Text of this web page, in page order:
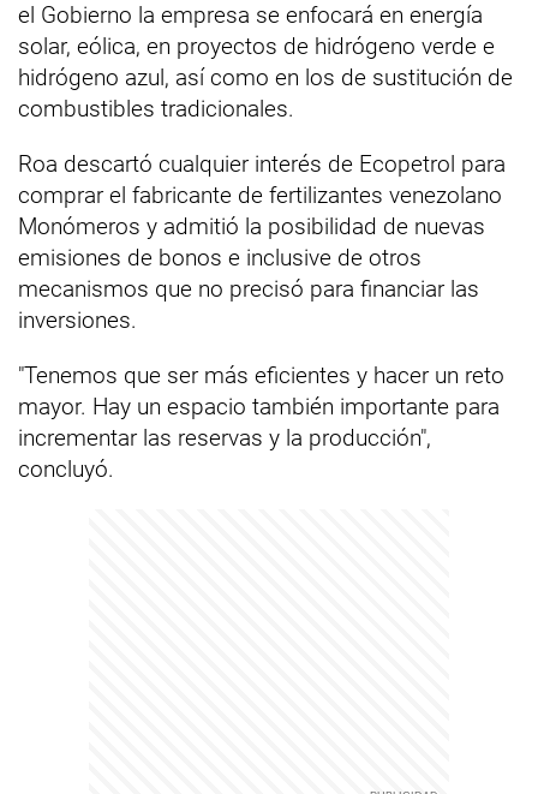
el Gobierno la empresa se enfocará en energía
solar, eólica, en proyectos de hidrógeno verde e
hidrógeno azul, así como en los de sustitución de
combustibles tradicionales.
Roa descartó cualquier interés de Ecopetrol para
comprar el fabricante de fertilizantes venezolano
Monómeros y admitió la posibilidad de nuevas
emisiones de bonos e inclusive de otros
mecanismos que no precisó para financiar las
inversiones.
"Tenemos que ser más eficientes y hacer un reto
mayor. Hay un espacio también importante para
incrementar las reservas y la producción",
concluyó.